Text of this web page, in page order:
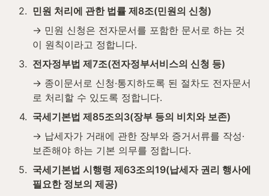
2. 민원 처리에 관한 법률 제8조(민원의 신청)
→ 민원 신청은 전자문서를 포함한 문서로 하는 것
이 원칙이라고 정합니다.
3. 전자정부법 제7조(전자정부서비스의 신청 등)
→ 종이문서로 신청·통지하도록 된 절차도 전자문서
로 처리할 수 있도록 정합니다.
4. 국세기본법 제85조의3(장부 등의 비치와 보존)
→ 납세자가 거래에 관한 장부와 증거서류를 작성·
보존해야 하는 기본 의무를 정합니다.
5. 국세기본법 시행령 제63조의19(납세자 권리 행사에
필요한 정보의 제공)